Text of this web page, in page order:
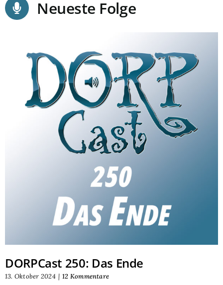
Neueste Folge
DORPCast 250: Das Ende
13. Oktober 2024 | 12 Kommentare